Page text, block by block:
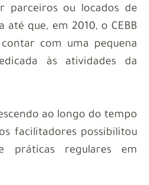
parceiros ou locados de
que, em 2010, o CEBB
com uma pequena
às atividades da
ao longo do tempo
facilitadores possibilitou
práticas regulares em